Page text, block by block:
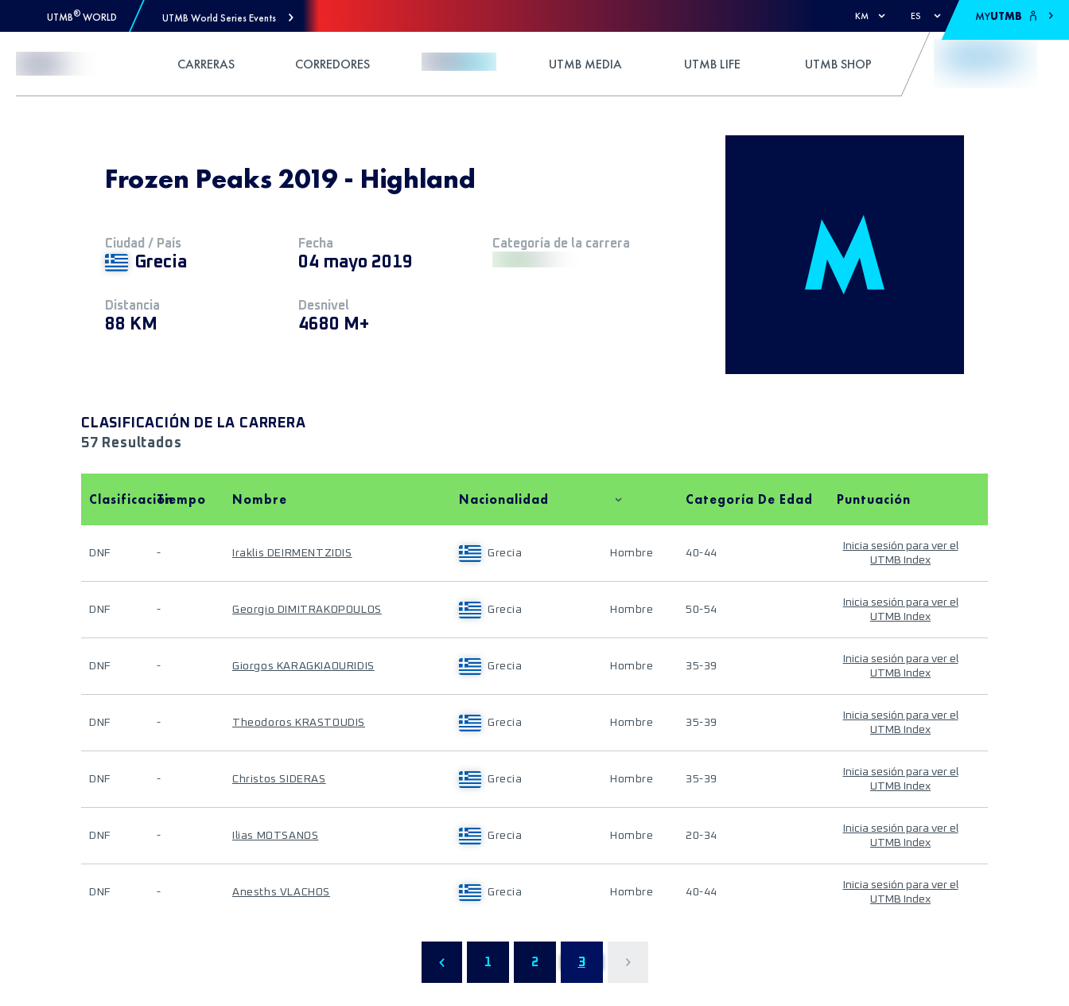
UTMB® WORLD UTMB World Series Events KM ES MYUTMB
CARRERAS CORREDORES UTMB MEDIA UTMB LIFE UTMB SHOP
Frozen Peaks 2019 - Highland
Ciudad / País
Grecia
Fecha
04 mayo 2019
Categoría de la carrera
Distancia
88 KM
Desnivel
4680 M+
CLASIFICACIÓN DE LA CARRERA
57 Resultados
ClasificaciónTiempo Nombre Nacionalidad Categoría De Edad Puntuación
DNF - Iraklis DEIRMENTZIDIS Grecia Hombre 40-44
Inicia sesión para ver el
UTMB Index
DNF - Georgio DIMITRAKOPOULOS Grecia Hombre 50-54
Inicia sesión para ver el
UTMB Index
DNF - Giorgos KARAGKIAOURIDIS Grecia Hombre 35-39
Inicia sesión para ver el
UTMB Index
DNF - Theodoros KRASTOUDIS Grecia Hombre 35-39
Inicia sesión para ver el
UTMB Index
DNF - Christos SIDERAS Grecia Hombre 35-39
Inicia sesión para ver el
UTMB Index
DNF - Ilias MOTSANOS Grecia Hombre 20-34
Inicia sesión para ver el
UTMB Index
DNF - Anesths VLACHOS Grecia Hombre 40-44
Inicia sesión para ver el
UTMB Index
1 2 3